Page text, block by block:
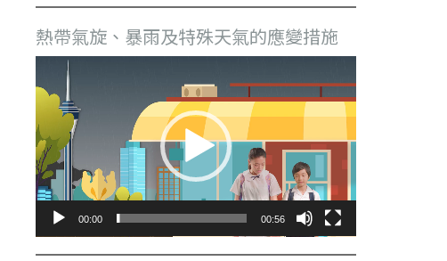
熱帶氣旋、暴雨及特殊天氣的應變措施
訊
放
器
00:00 00:56